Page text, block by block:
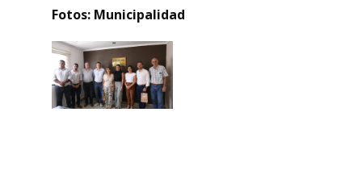
Fotos: Municipalidad